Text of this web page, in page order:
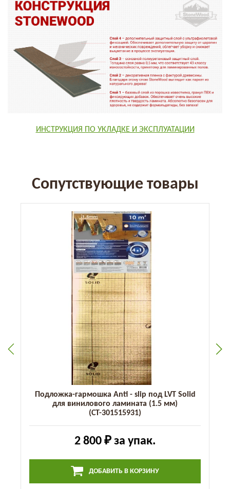
ИНСТРУКЦИЯ ПО УКЛАДКЕ И ЭКСПЛУАТАЦИИ
Сопутствующие товары
Подложка-гармошка Anti - slip под LVT Solid
для винилового ламината (1.5 мм)
(СТ-301515931)
2 800 ₽ за упак.
ДОБАВИТЬ В КОРЗИНУ